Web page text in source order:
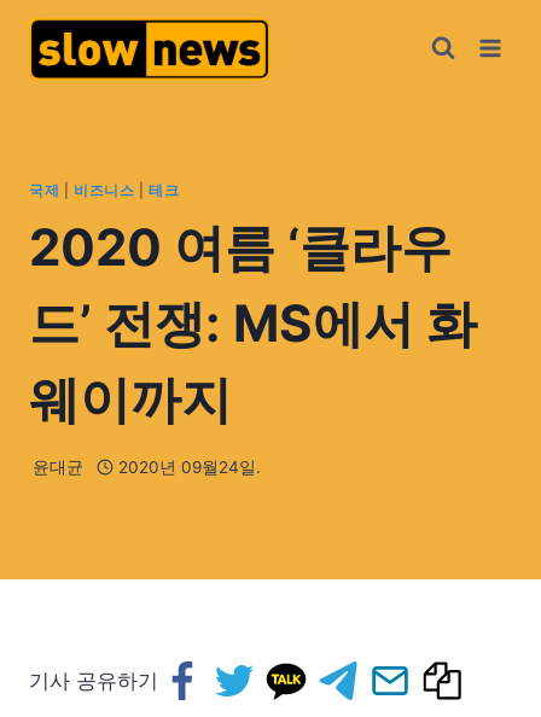
국제 비즈니스 |테크
2020 여름 ‘클라우
드’ 전쟁: MS에서 화
웨이까지
윤대균 2020년 09월24일.
기사 공유하기